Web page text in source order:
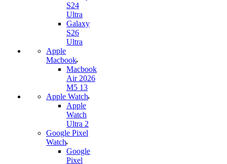
S24
Ultra
Galaxy
S26
Ultra
Apple
Macbook
Macbook
Air 2026
M5 13
Apple Watch
Apple
Watch
Ultra 2
Google Pixel
Watch
Google
Pixel